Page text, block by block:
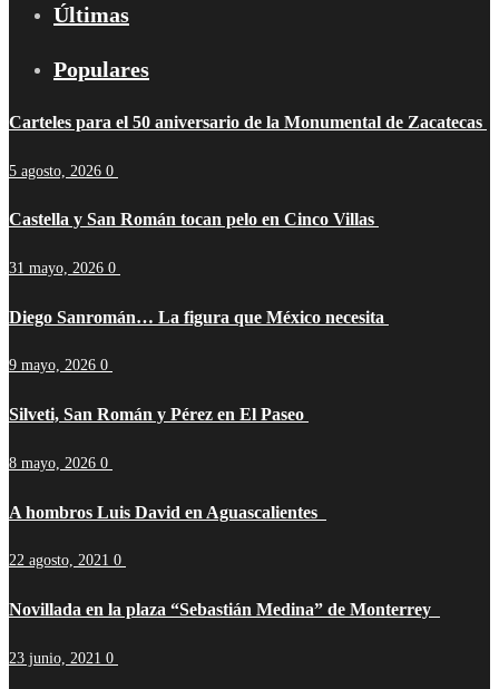
Últimas
Populares
Carteles para el 50 aniversario de la Monumental de Zacatecas
5 agosto, 2026 0
Castella y San Román tocan pelo en Cinco Villas
31 mayo, 2026 0
Diego Sanromán… La figura que México necesita
9 mayo, 2026 0
Silveti, San Román y Pérez en El Paseo
8 mayo, 2026 0
A hombros Luis David en Aguascalientes
22 agosto, 2021 0
Novillada en la plaza “Sebastián Medina” de Monterrey
23 junio, 2021 0